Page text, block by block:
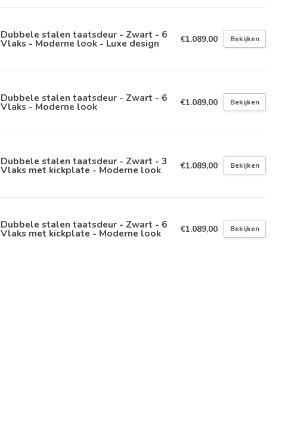
Dubbele stalen taatsdeur - Zwart - 6
Vlaks - Moderne look - Luxe design €1.089,00 Bekijken
Dubbele stalen taatsdeur - Zwart - 6
Vlaks - Moderne look €1.089,00 Bekijken
Dubbele stalen taatsdeur - Zwart - 3
Vlaks met kickplate - Moderne look €1.089,00 Bekijken
Dubbele stalen taatsdeur - Zwart - 6
Vlaks met kickplate - Moderne look €1.089,00 Bekijken